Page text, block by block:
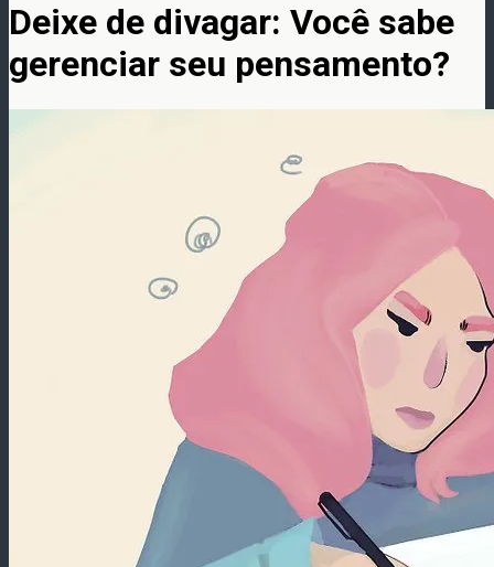
Deixe de divagar: Você sabe
gerenciar seu pensamento?